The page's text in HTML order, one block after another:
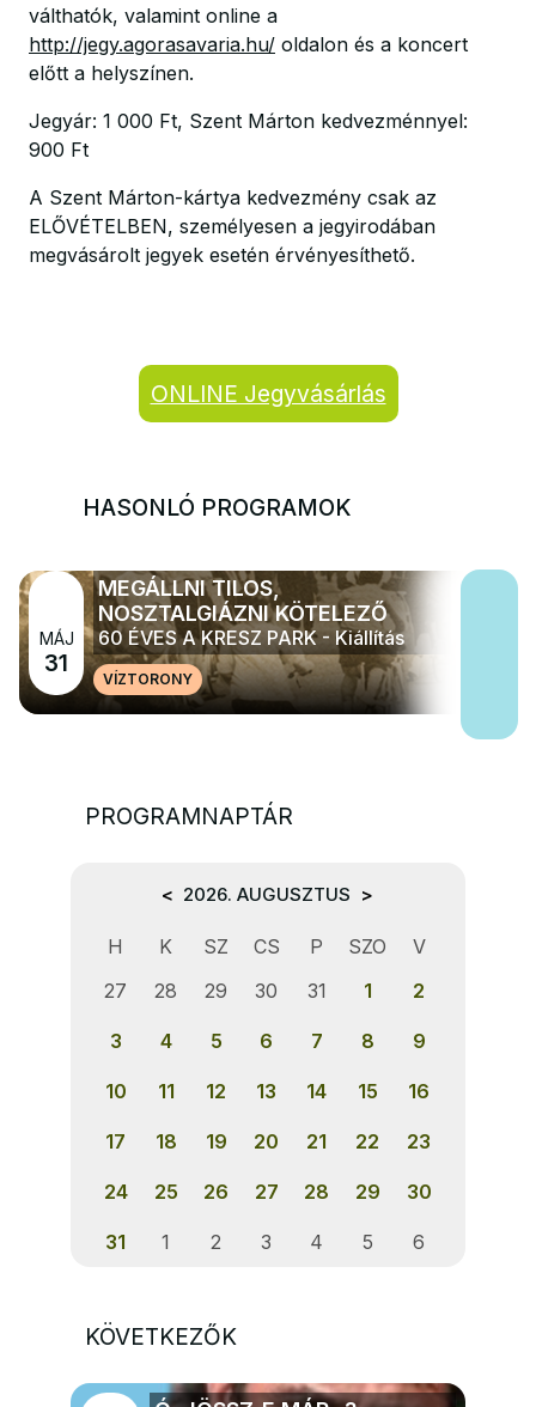
válthatók, valamint online a
http://jegy.agorasavaria.hu/ oldalon és a koncert
előtt a helyszínen.
Jegyár: 1 000 Ft, Szent Márton kedvezménnyel:
900 Ft
A Szent Márton-kártya kedvezmény csak az
ELŐVÉTELBEN, személyesen a jegyirodában
megvásárolt jegyek esetén érvényesíthető.
ONLINE Jegyvásárlás
HASONLÓ PROGRAMOK
MÁJ
31
MEGÁLLNI TILOS,
NOSZTALGIÁZNI KÖTELEZŐ
60 ÉVES A KRESZ PARK - Kiállítás
VÍZTORONY
PROGRAMNAPTÁR
< 2026. AUGUSZTUS >
H K SZ CS P SZO
V
27
28 29 30 31 1 2
3 4 5 6 7 8 9
10 11 12 13 14 15 16
17 18 19 20 21 22 23
24 25 26 27 28 29 30
31 1 2 3 4 5 6
KÖVETKEZŐK